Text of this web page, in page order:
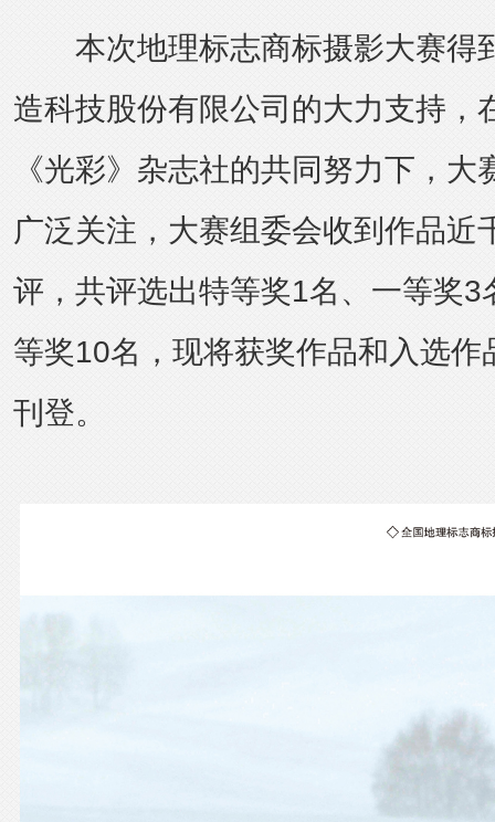
本次地理标志商标摄影大赛得
造科技股份有限公司的大力支持，
《光彩》杂志社的共同努力下，
广泛关注，大赛组委会收到作品近
评，共评选出特等奖1名、一等奖3
等奖10名，现将获奖作品和入选作
刊登。